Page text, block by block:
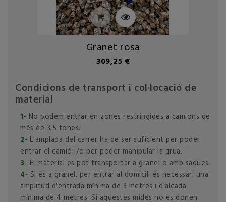
Granet rosa
Preu
309,25 €
Condicions de transport i col·locació de
material
1- No podem entrar en zones restringides a camions de
més de 3,5 tones.
2- L'amplada del carrer ha de ser suficient per poder
entrar el camió i/o per poder manipular la grua.
3- El material es pot transportar a granel o amb saques.
4- Si és a granel, per entrar al domicili és necessari una
amplitud d'entrada mínima de 3 metres i d'alçada
mínima de 4 metres. Si aquestes mides no es donen